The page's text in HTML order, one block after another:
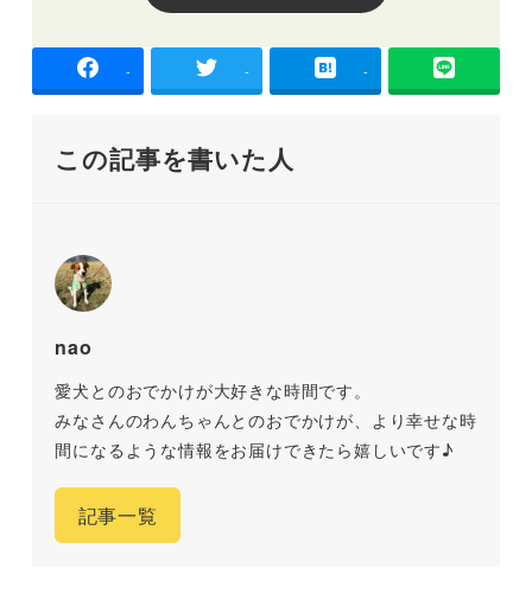
- - -
この記事を書いた人
nao
愛犬とのおでかけが大好きな時間です。
みなさんのわんちゃんとのおでかけが、より幸せな時
間になるような情報をお届けできたら嬉しいです♪
記事一覧